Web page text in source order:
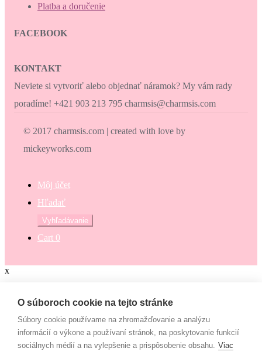
Platba a doručenie
FACEBOOK
KONTAKT
Neviete si vytvoriť alebo objednať náramok? My vám rady
poradíme! +421 903 213 795 charmsis@charmsis.com
© 2017 charmsis.com | created with love by
mickeyworks.com
Môj účet
Hľadať
Hľadať:
Vyhľadávanie
Cart 0
x
Zaokrúhli svoj nákup
Zaokrúhli svoj nákup a prispej na dobrú vec. Občianske združenie
Mamy v pohybe pomáha osamelým mamám, ktoré nemajú to šťastie
– mať pri sebe manžela, partnera či blízku rodinu, ktorí by im vedeli
O súboroch cookie na tejto stránke
Súbory cookie používame na zhromažďovanie a analýzu
informácií o výkone a používaní stránok, na poskytovanie funkcií
sociálnych médií a na vylepšenie a prispôsobenie obsahu. Viac